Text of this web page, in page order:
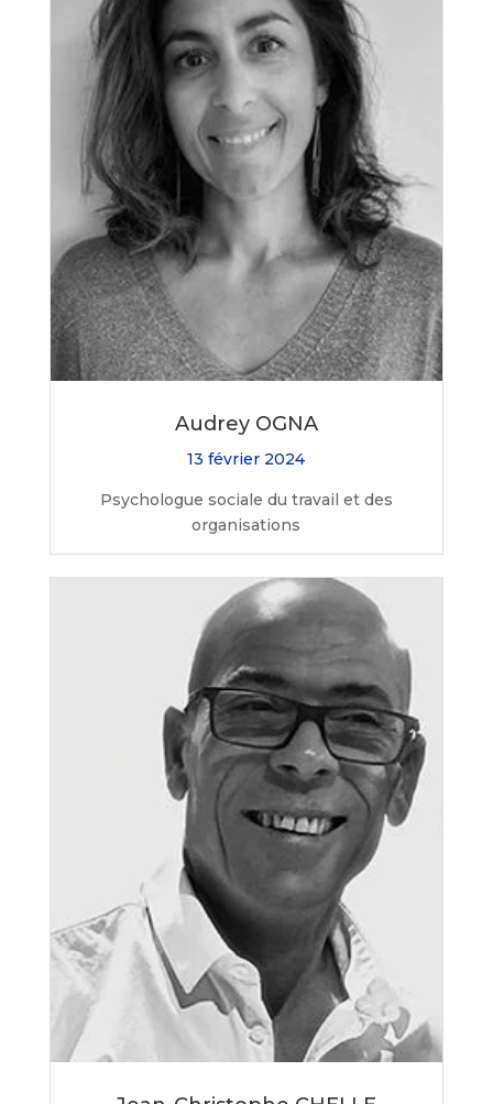
Audrey OGNA
13 février 2024
Psychologue sociale du travail et des
organisations